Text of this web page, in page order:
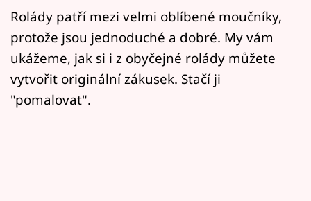
Mámy sobě
Přihlášení
Rolády patří mezi velmi oblíbené moučníky,
protože jsou jednoduché a dobré. My vám
ukážeme, jak si i z obyčejné rolády můžete
vytvořit originální zákusek. Stačí ji
"pomalovat".